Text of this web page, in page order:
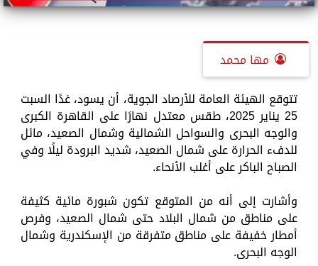
مها محمد
تتوقع الهيئة العامة للأرصاد الجوية، أن يسود، غدًا السبت
25 يناير 2025، طقس معتدل نهارًا على القاهرة الكبرى
والوجه البحرى والسواحل الشمالية وشمال الصعيد، مائل
للدفء الحرارة على شمال الصعيد، شديد البرودة ليلًا وفي
الصباح الباكر على أغلب الأنحاء.
وأشارت إلى أنه من المتوقع تكون شبورة مائية كثيفة
على مناطق من شمال البلاد حتى شمال الصعيد، وفرص
أمطار خفيفة على مناطق متفرقة من الإسكندرية وشمال
الوجه البحرى.